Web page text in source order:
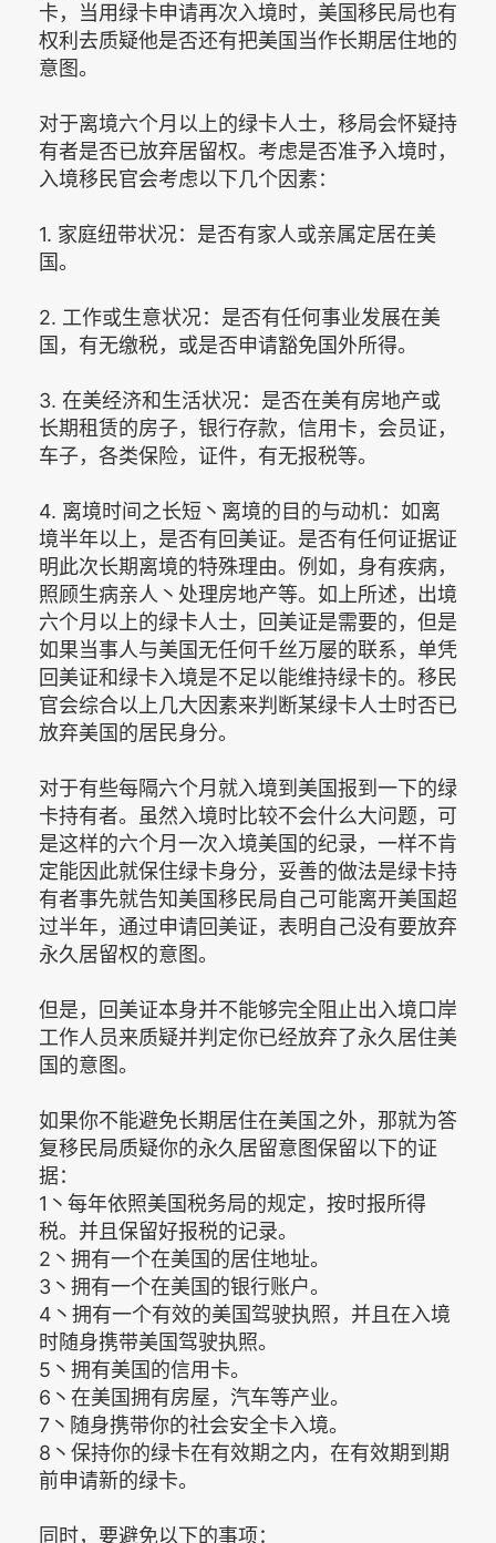
卡，当用绿卡申请再次入境时，美国移民局也有
权利去质疑他是否还有把美国当作长期居住地的
意图。
对于离境六个月以上的绿卡人士，移局会怀疑持
有者是否已放弃居留权。考虑是否准予入境时，
入境移民官会考虑以下几个因素：
1. 家庭纽带状况：是否有家人或亲属定居在美
国。
2. 工作或生意状况：是否有任何事业发展在美
国，有无缴税，或是否申请豁免国外所得。
3. 在美经济和生活状况：是否在美有房地产或
长期租赁的房子，银行存款，信用卡，会员证，
车子，各类保险，证件，有无报税等。
4. 离境时间之长短丶离境的目的与动机：如离
境半年以上，是否有回美证。是否有任何证据证
明此次长期离境的特殊理由。例如，身有疾病，
照顾生病亲人丶处理房地产等。如上所述，出境
六个月以上的绿卡人士，回美证是需要的，但是
如果当事人与美国无任何千丝万屡的联系，单凭
回美证和绿卡入境是不足以能维持绿卡的。移民
官会综合以上几大因素来判断某绿卡人士时否已
放弃美国的居民身分。
对于有些每隔六个月就入境到美国报到一下的绿
卡持有者。虽然入境时比较不会什么大问题，可
是这样的六个月一次入境美国的纪录，一样不肯
定能因此就保住绿卡身分，妥善的做法是绿卡持
有者事先就告知美国移民局自己可能离开美国超
过半年，通过申请回美证，表明自己没有要放弃
永久居留权的意图。
但是，回美证本身并不能够完全阻止出入境口岸
工作人员来质疑并判定你已经放弃了永久居住美
国的意图。
如果你不能避免长期居住在美国之外，那就为答
复移民局质疑你的永久居留意图保留以下的证
据：
1丶每年依照美国税务局的规定，按时报所得
税。并且保留好报税的记录。
2丶拥有一个在美国的居住地址。
3丶拥有一个在美国的银行账户。
4丶拥有一个有效的美国驾驶执照，并且在入境
时随身携带美国驾驶执照。
5丶拥有美国的信用卡。
6丶在美国拥有房屋，汽车等产业。
7丶随身携带你的社会安全卡入境。
8丶保持你的绿卡在有效期之内，在有效期到期
前申请新的绿卡。
同时，要避免以下的事项：